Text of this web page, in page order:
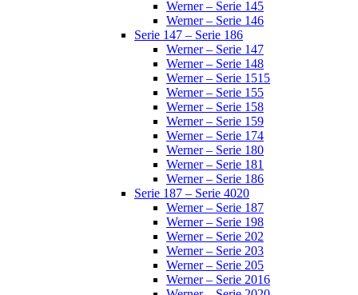
Werner – Serie 145
Werner – Serie 146
Serie 147 – Serie 186
Werner – Serie 147
Werner – Serie 148
Werner – Serie 1515
Werner – Serie 155
Werner – Serie 158
Werner – Serie 159
Werner – Serie 174
Werner – Serie 180
Werner – Serie 181
Werner – Serie 186
Serie 187 – Serie 4020
Werner – Serie 187
Werner – Serie 198
Werner – Serie 202
Werner – Serie 203
Werner – Serie 205
Werner – Serie 2016